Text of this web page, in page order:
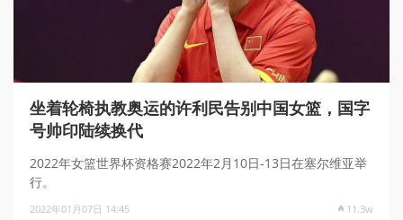
坐着轮椅执教奥运的许利民告别中国女篮，国字
号帅印陆续换代
2022年女篮世界杯资格赛2022年2月10日-13日在塞尔维亚举
行。
2022年01月07日 14:45 11.3w